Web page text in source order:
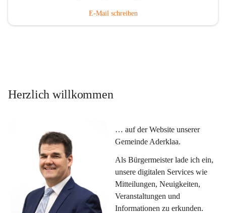
E-Mail schreiben
Herzlich willkommen
… auf der Website unserer
Gemeinde Aderklaa.
Als Bürgermeister lade ich ein,
unsere digitalen Services wie
Mitteilungen, Neuigkeiten,
Veranstaltungen und
Informationen zu erkunden.